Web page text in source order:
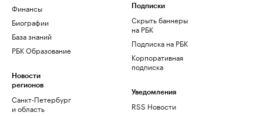
Финансы
Биографии
База знаний
РБК Образование
Новости
регионов
Санкт-Петербург
и область
Подписки
Скрыть баннеры
на РБК
Подписка на РБК
Корпоративная
подписка
Уведомления
RSS Новости